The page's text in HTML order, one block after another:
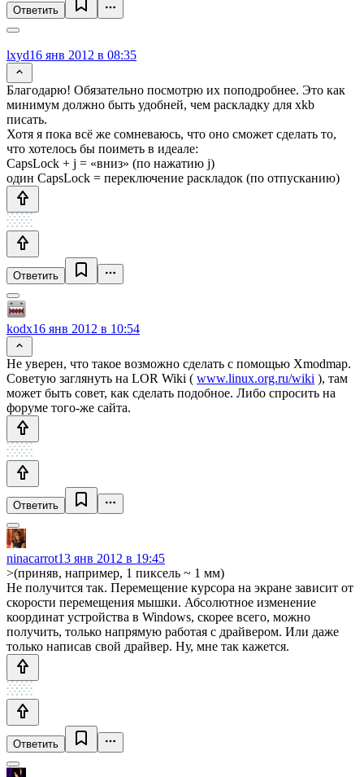
Ответить
lxyd16 янв 2012 в 08:35
Благодарю! Обязательно посмотрю их поподробнее. Это как
минимум должно быть удобней, чем раскладку для xkb
писать.
Хотя я пока всё же сомневаюсь, что оно сможет сделать то,
что хотелось бы поиметь в идеале:
CapsLock + j = «вниз» (по нажатию j)
один CapsLock = переключение раскладок (по отпусканию)
Ответить
kodx16 янв 2012 в 10:54
Не уверен, что такое возможно сделать с помощью Xmodmap.
Советую заглянуть на LOR Wiki ( www.linux.org.ru/wiki ), там
может быть совет, как сделать подобное. Либо спросить на
форуме того-же сайта.
Ответить
ninacarrot13 янв 2012 в 19:45
>(приняв, например, 1 пиксель ~ 1 мм)
Не получится так. Перемещение курсора на экране зависит от
скорости перемещения мышки. Абсолютное изменение
координат устройства в Windows, скорее всего, можно
получить, только напрямую работая с драйвером. Или даже
только написав свой драйвер. Ну, мне так кажется.
Ответить